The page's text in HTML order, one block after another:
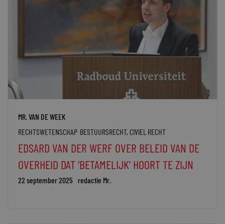
MR. VAN DE WEEK
RECHTSWETENSCHAP BESTUURSRECHT, CIVIEL RECHT
EDSARD VAN DER WERF OVER BELEID VAN DE
OVERHEID DAT ‘BETAMELIJK’ HOORT TE ZIJN
22 september 2025 redactie Mr.